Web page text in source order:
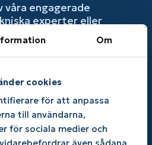
Om
cookies
för att anpassa
till användarna,
för sociala medier och
våra engagerade
experter eller
kundservice för
Sortiment